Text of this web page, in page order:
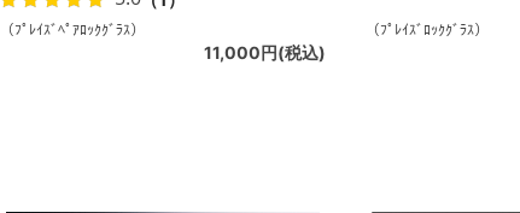
（ﾌﾟﾚｲｽﾞﾍﾟｱﾛｯｸｸﾞﾗｽ）
11,000円(税込)
（ﾌﾟﾚｲｽﾞﾛｯｸｸﾞﾗｽ）